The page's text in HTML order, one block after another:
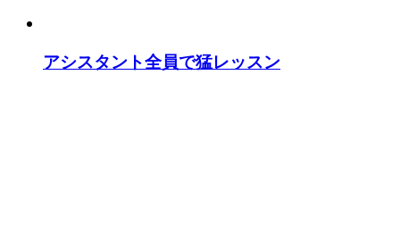
アシスタント全員で猛レッスン